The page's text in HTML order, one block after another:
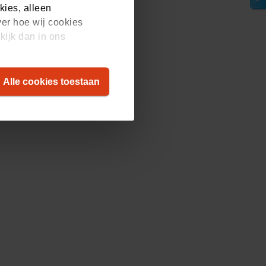
alleen
hoe wij cookies
dan in ons
Alle cookies toestaan